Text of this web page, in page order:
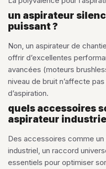
un aspirateur
puissant ?
Non, un aspirateur de
offrir d’excellentes
avancées (moteurs
niveau de bruit n’affecte
d’aspiration.
quels accessoires
aspirateur
Des accessoires comme
industriel, un raccord
essentiels pour optimiser